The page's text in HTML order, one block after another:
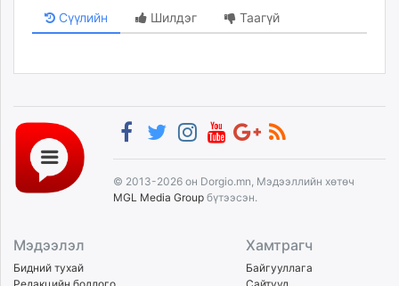
Сүүлийн Шилдэг Таагүй
© 2013-2026 он Dorgio.mn, Мэдээллийн хөтөч
MGL Media Group бүтээсэн.
Мэдээлэл
Бидний тухай
Хамтрагч
Байгууллага